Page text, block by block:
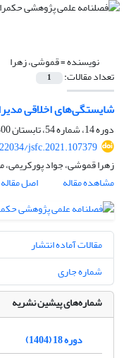
نویسنده =قموشی، زهرا
تعداد مقالات: 1
شایستگی‌های اخلاقی
دوره 14، شماره 54، تابستان 1400، صفحه
jsfc.2021.107379
زهرا قموشی، جواد پورکریمی،
مشاهده مقاله
اصل مقاله
مقالات آماده انتشار
شماره جاری
شماره‌های پیشین نشریه
دوره 18 (1404)